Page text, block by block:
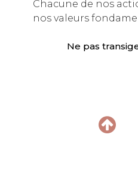
NOS
NOUS
Chacune de nos
nos valeurs
Ne pas